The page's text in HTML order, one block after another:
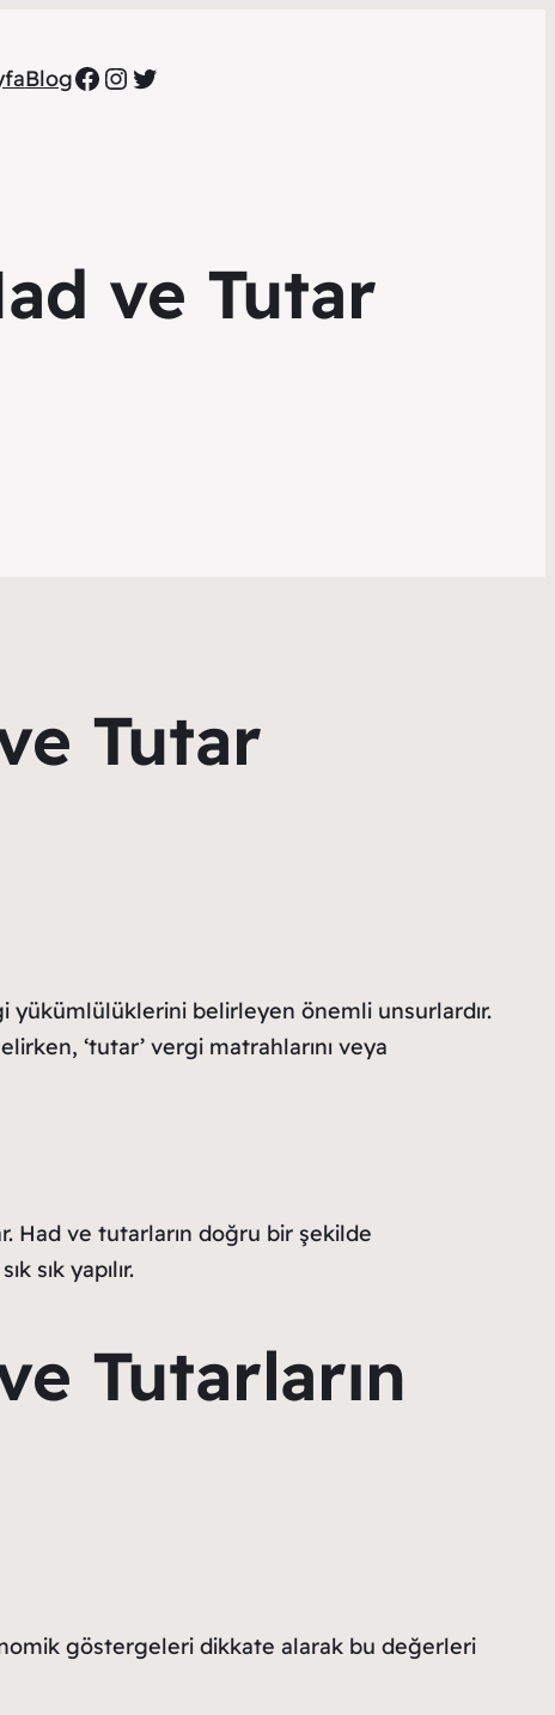
BlogFacebook
Instagram
Twitter
ve Tutar
Tutar
yükümlülüklerini belirleyen önemli unsurlardır.
‘tutar’ vergi matrahlarını veya
Had ve tutarların doğru bir şekilde
sık yapılır.
Tutarların
göstergeleri dikkate alarak bu değerleri